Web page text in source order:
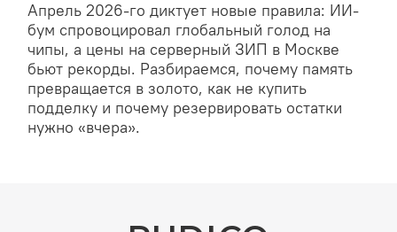
Апрель 2026-го диктует новые правила: ИИ-
бум спровоцировал глобальный голод на
чипы, а цены на серверный ЗИП в Москве
бьют рекорды. Разбираемся, почему память
превращается в золото, как не купить
подделку и почему резервировать остатки
нужно «вчера».